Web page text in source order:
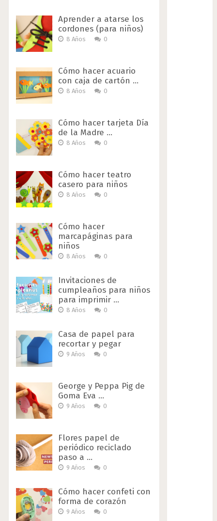
Aprender a atarse los
cordones (para niños)
8 Años 0
Cómo hacer acuario
con caja de cartón …
8 Años 0
Cómo hacer tarjeta Día
de la Madre …
8 Años 0
Cómo hacer teatro
casero para niños
8 Años 0
Cómo hacer
marcapáginas para
niños
8 Años 0
Invitaciones de
cumpleaños para niños
para imprimir …
8 Años 0
Casa de papel para
recortar y pegar
9 Años 0
George y Peppa Pig de
Goma Eva …
9 Años 0
Flores papel de
periódico reciclado
paso a …
9 Años 0
Cómo hacer confeti con
forma de corazón
9 Años 0